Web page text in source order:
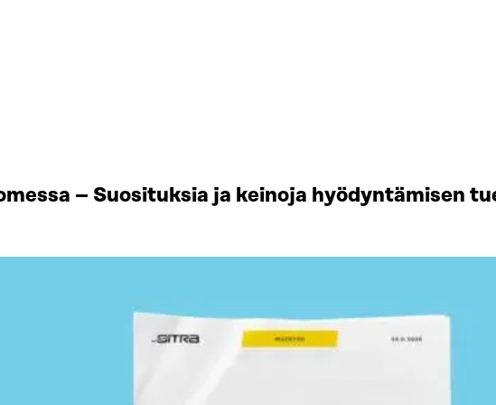
– Suosituksia ja keinoja hyödyntämisen